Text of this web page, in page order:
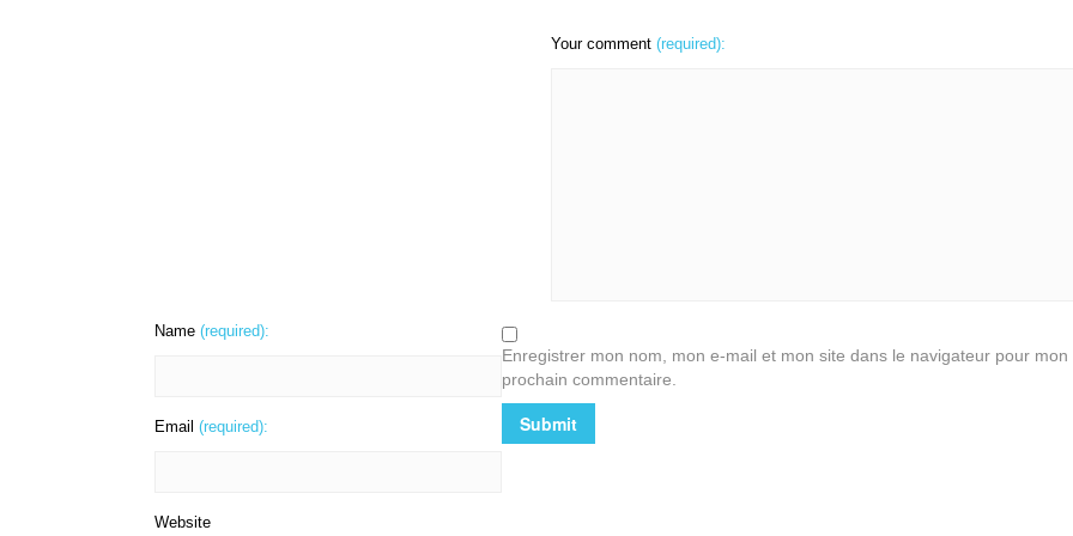
Your comment (required):
Name (required):
Email (required):
Website
Enregistrer mon nom, mon e-mail et mon site dans le navigateur pour mon
prochain commentaire.